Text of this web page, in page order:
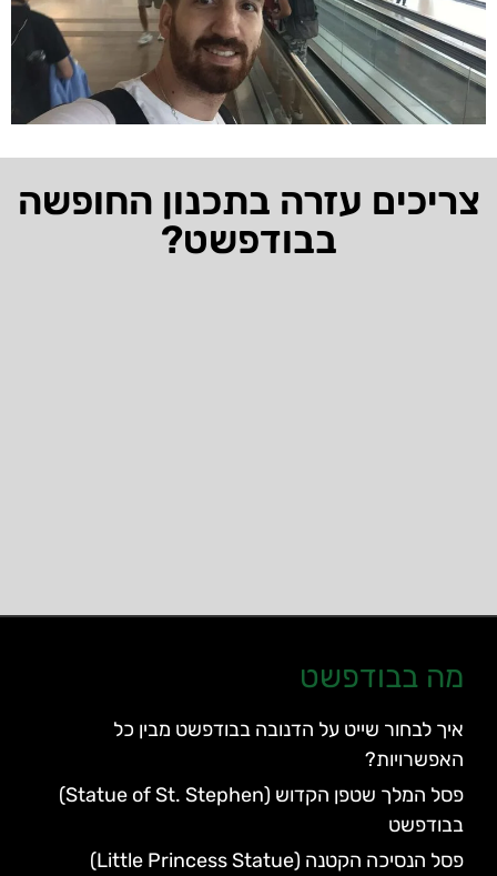
צריכים עזרה בתכנון החופשה
בבודפשט?
מה בבודפשט
איך לבחור שייט על הדנובה בבודפשט מבין כל
האפשרויות?
פסל המלך שטפן הקדוש (Statue of St. Stephen)
בבודפשט
פסל הנסיכה הקטנה (Little Princess Statue)